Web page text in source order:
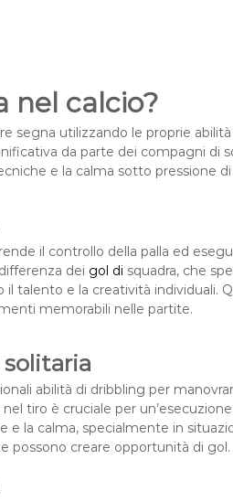
nel calcio?
segna utilizzando le proprie
da parte dei compagni di
e la calma sotto pressione
il controllo della palla ed
dei gol di squadra, che
il talento e la creatività individuali.
memorabili nelle partite.
abilità di dribbling per
tiro è cruciale per
la calma, specialmente in
possono creare opportunità di gol.